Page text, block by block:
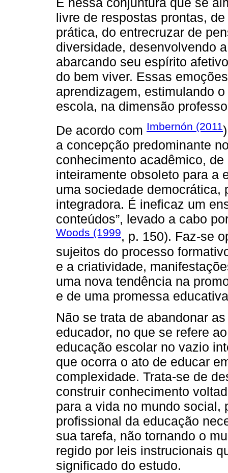
livre de respostas prontas,
prática, do entrecruzar de
diversidade, desenvolvendo
abarcando seu espírito
do bem viver. Essas
aprendizagem, estimulando
escola, na dimensão
De acordo com Imbernón (2011
a concepção predominante
conhecimento acadêmico,
inteiramente obsoleto para a
uma sociedade democrática,
integradora. É ineficaz um
conteúdos”, levado a cabo
Woods (1999, p. 150). Faz-se
sujeitos do processo
e a criatividade,
uma nova tendência na
e de uma promessa
Não se trata de abandonar
educador, no que se refere
educação escolar no vazio
que ocorra o ato de educar
complexidade. Trata-se de
construir conhecimento
para a vida no mundo social,
profissional da educação
sua tarefa, não tornando o
regido por leis instrucionais
significado do estudo.